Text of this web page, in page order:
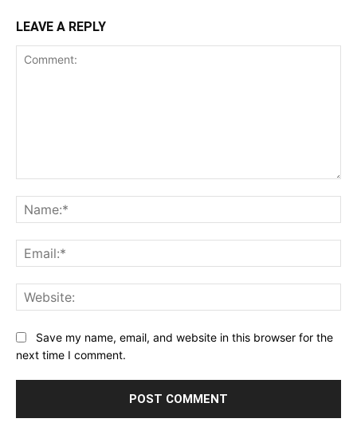
LEAVE A REPLY
Save my name, email, and website in this browser for the
next time I comment.